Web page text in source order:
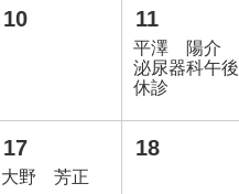
10 11
平澤 陽介
泌尿器科午後
休診
17
大野 芳正
18